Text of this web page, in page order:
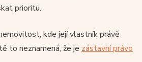
prioritu.
kde její vlastník právě
to neznamená, že je zástavní právo